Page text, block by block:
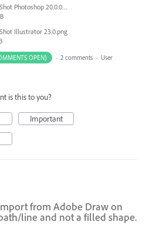
Screen Shot Photoshop 20.0.0.png
Illustrator 23.0.png
OPEN)
· 2 comments · User
is this to you?
Important
from Adobe Draw on
line and not a filled shape.